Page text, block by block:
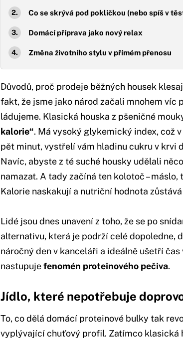
Co se skrývá pod pokličkou (nebo spíš v
Domácí příprava jako nový relax
Změna životního stylu v přímém přenosu
Důvodů, proč prodeje běžných housek
fakt, že jsme jako národ začali mnohem víc
ládujeme. Klasická houska z pšeničné
kalorie“. Má vysoký glykemický index, což
pět minut, vystřelí vám hladinu cukru v krvi
Navíc, abyste z té suché housky udělali
namazat. A tady začíná ten kolotoč –
Kalorie naskakují a nutriční hodnota
Lidé jsou dnes unavení z toho, že se po
alternativu, která je podrží celé dopoledne,
náročný den v kanceláři a ideálně ušetří
nastupujefenomén proteinového pečiva.
Jídlo, které nepotřebuje
To, co dělá domácí proteinové bulky tak
vyplývající chuťový profil. Zatímco klasická